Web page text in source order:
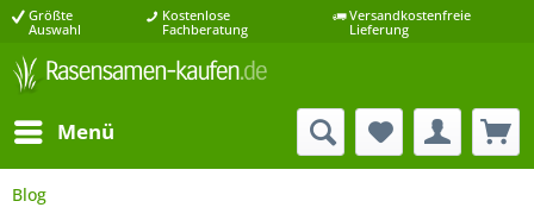
Größte
Auswahl
Kostenlose
Fachberatung
Versandkostenfreie
Lieferung
Menü
Blog